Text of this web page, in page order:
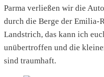
Parma verließen wir die
durch die Berge der Emilia-
Landstrich, das kann ich
unübertroffen und die
sind traumhaft.